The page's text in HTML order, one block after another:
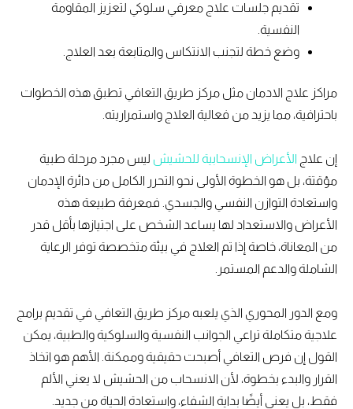
تقديم جلسات علاج معرفي سلوكي لتعزيز المقاومة
النفسية.
وضع خطة لتجنب الانتكاس والمتابعة بعد العلاج.
مراكز علاج الادمان مثل مركز طريق التعافي تطبق هذه الخطوات
باحترافية، مما يزيد من فعالية العلاج واستمراريته.
إن علاجالأعراض الإنسحابية للحشيش ليس مجرد مرحلة طبية
مؤقتة، بل هو الخطوة الأولى نحو التحرر الكامل من دائرة الإدمان
واستعادة التوازن النفسي والجسدي. فمعرفة طبيعة هذه
الأعراض والاستعداد لها يساعد الشخص على اجتيازها بأقل قدر
من المعاناة، خاصة إذا تم العلاج في بيئة متخصصة توفر الرعاية
الشاملة والدعم المستمر.
ومع الدور المحوري الذي يلعبه مركز طريق التعافي في تقديم برامج
علاجية متكاملة تراعي الجوانب النفسية والسلوكية والطبية، يمكن
القول إن فرص التعافي أصبحت حقيقية وممكنة. الأهم هو اتخاذ
القرار والبدء بخطوة، لأن الانسحاب من الحشيش لا يعني الألم
فقط، بل يعني أيضًا بداية الشفاء، واستعادة الحياة من جديد.